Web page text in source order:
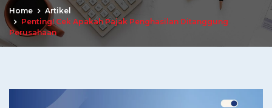
Home
Artikel
Penting! Cek Apakah Pajak Penghasilan Ditanggung
Perusahaan